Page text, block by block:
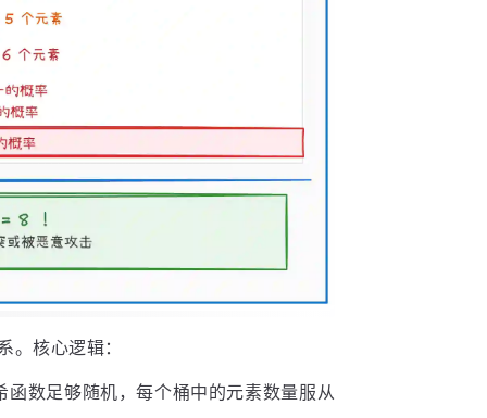
核心逻辑：
数足够随机，每个桶中的元素数量服从